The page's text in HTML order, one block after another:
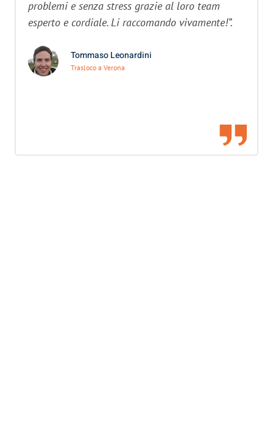
problemi e senza stress grazie al loro team
esperto e cordiale. Li raccomando vivamente!”.
Tommaso Leonardini
Trasloco a Verona